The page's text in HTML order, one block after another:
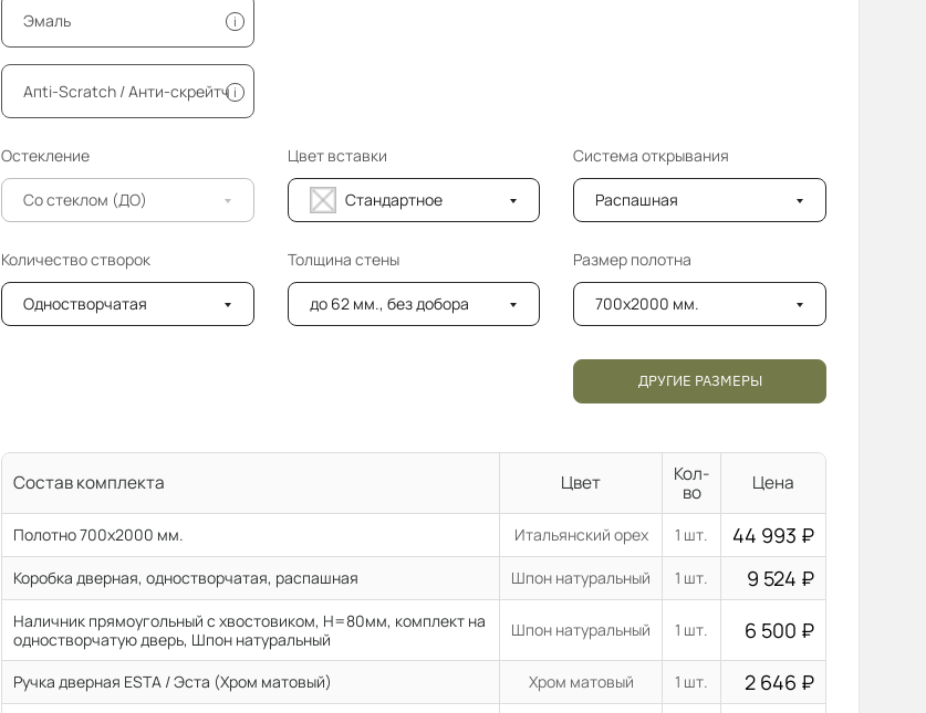
Эмаль i
Апti-Sсrаtсh / Анти-скрейтч i
Остекление
Со стеклом (ДО)
Цвет вставки
Стандартное
Система открывания
Распашная
Количество створок
Одностворчатая
Толщина стены
до 62 мм., без добора
Размер полотна
700x2000 мм.
ДРУГИЕ РАЗМЕРЫ
Состав комплекта Цвет
Кол-
во
Цена
Полотно 700x2000 мм. Итальянский орех 1 шт. 44 993 ₽
Коробка дверная, одностворчатая, распашная Шпон натуральный 1 шт. 9 524 ₽
Наличник прямоугольный с хвостовиком, H=80мм, комплект на
одностворчатую дверь, Шпон натуральный
Шпон натуральный 1 шт. 6 500 ₽
Ручка дверная ESTA / Эста (Хром матовый) Хром матовый 1 шт. 2 646 ₽